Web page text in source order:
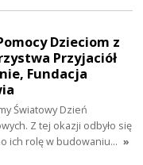
Dzieciom z
Przyjaciół
Fundacja
Światowy Dzień
Z tej okazji odbyło się
ich rolę w budowaniu… »